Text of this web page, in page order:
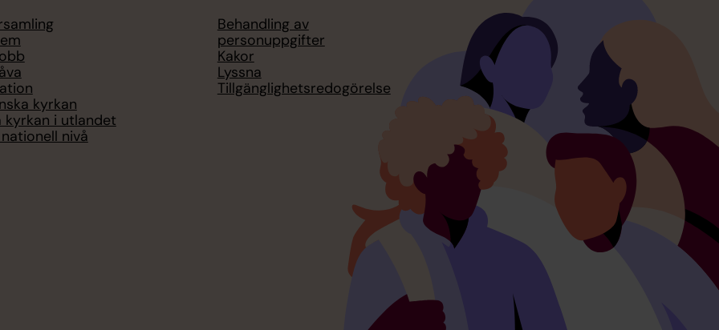
kyrkan
kyrkan i utlandet
nivå
Behandling av
personuppgifter
Kakor
Lyssna
Tillgänglighetsredogörelse